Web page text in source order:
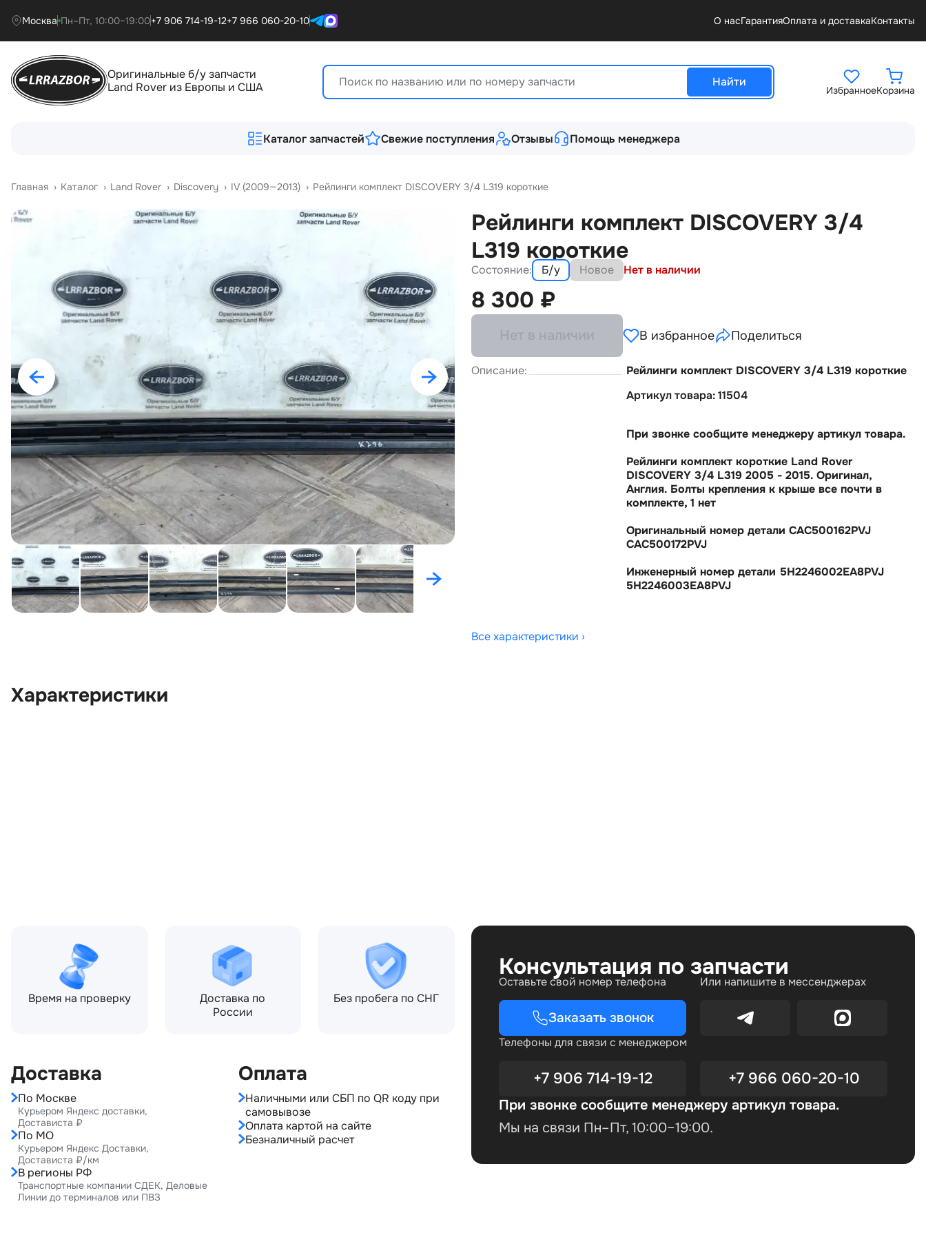
Москва Пн–Пт, 10:00–19:00+7 906 714-19-12+7 966 060-20-10 О насГарантияОплата и доставкаКонтакты
Оригинальные б/у запчасти
Land Rover из Европы и США
Найти
ИзбранноеКорзина
Каталог запчастей Свежие поступления Отзывы Помощь менеджера
Главная › Катало › Land Rover › Discovery › IV (2009—2013) › Рейлинги комплект DISCOVERY 3/4 L319 короткие
Рейлинги комплект DISCOVERY 3/4
L319 короткие
Состояние: Б/у Новое Нет в наличии
8 300 ₽
Нет в наличии В избранное Поделиться
Описание:
Рейлинги комплект DISCOVERY 3/4 L319 короткие
Артикул товара: 11504
При звонке сообщите менеджеру артикул товара.
Рейлинги комплект короткие Land Rover
DISCOVERY 3/4 L319 2005 - 2015. Оригинал,
Англия. Болты крепления к крыше все почти
комплекте, 1 нет
Оригинальный номер детали CAC500162PVJ
CAC500172PVJ
Инженерный номер детали 5H2246002EA8PVJ
5H2246003EA8PVJ
Все характеристики ›
Характеристики
Время на проверку
Доставка по
России
Без пробега по СНГ
Доставка
По Москве
Курьером Яндекс доставки,
Достависта ₽
По МО
Курьером Яндекс Доставки,
Достависта ₽/км
В регионы РФ
Транспортные компании СДЕК, Деловые
Линии до терминалов или ПВЗ
Оплата
Наличными или СБП по QR коду при
самовывозе
Оплата картой на сайте
Безналичный расчет
Консультация по запчасти
Оставьте свой номер телефона
Заказать звонок
Или напишите в мессенджерах
Телефоны для связи с менеджером
+7 906 714-19-12 +7 966 060-20-10
При звонке сообщите менеджеру артикул товара.
Мы на связи Пн–Пт, 10:00–19:00.